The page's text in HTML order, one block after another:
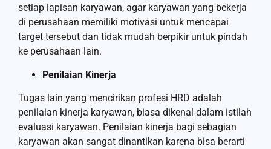
setiap lapisan karyawan, agar karyawan yang bekerja
di perusahaan memiliki motivasi untuk mencapai
target tersebut dan tidak mudah berpikir untuk pindah
ke perusahaan lain.
Penilaian Kinerja
Tugas lain yang mencirikan profesi HRD adalah
penilaian kinerja karyawan, biasa dikenal dalam istilah
evaluasi karyawan. Penilaian kinerja bagi sebagian
karyawan akan sangat dinantikan karena bisa berarti